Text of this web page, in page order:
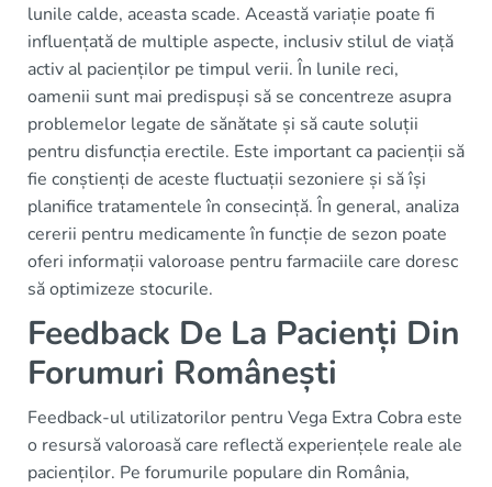
lunile calde, aceasta scade. Această variație poate fi
influențată de multiple aspecte, inclusiv stilul de viață
activ al pacienților pe timpul verii. În lunile reci,
oamenii sunt mai predispuși să se concentreze asupra
problemelor legate de sănătate și să caute soluții
pentru disfuncția erectile. Este important ca pacienții să
fie conștienți de aceste fluctuații sezoniere și să își
planifice tratamentele în consecință. În general, analiza
cererii pentru medicamente în funcție de sezon poate
oferi informații valoroase pentru farmaciile care doresc
să optimizeze stocurile.
Feedback De La Pacienți Din
Forumuri Românești
Feedback-ul utilizatorilor pentru Vega Extra Cobra este
o resursă valoroasă care reflectă experiențele reale ale
pacienților. Pe forumurile populare din România,